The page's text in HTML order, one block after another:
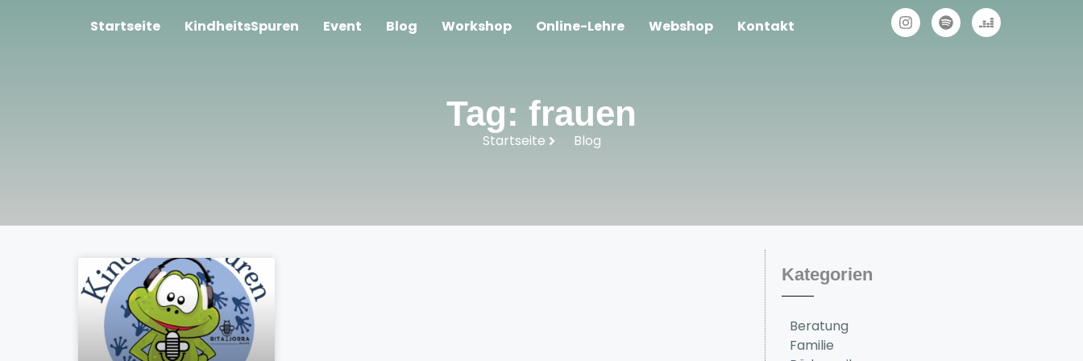
Startseite KindheitsSpuren Event Blog Workshop Online-Lehre Webshop Kontakt
Tag: frauen
Startseite Blog
Kategorien
Beratung
Familie